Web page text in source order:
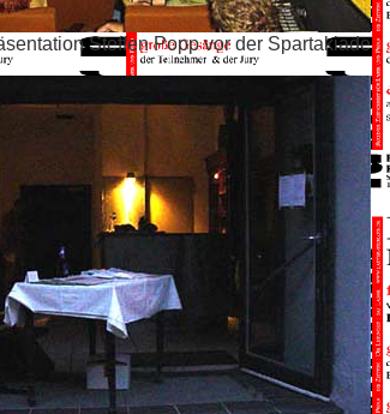
Steffen Popp vor der Spartakiade